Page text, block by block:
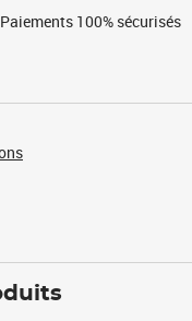
Paiements 100% sécurisés